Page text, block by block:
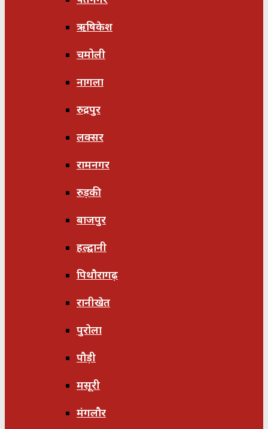
ऋषिकेश
चमोली
नागला
रुद्रपुर
लक्सर
रामनगर
रुड़की
बाजपुर
हल्द्वानी
पिथौरागढ़
रानीखेत
पुरोला
पौड़ी
मसूरी
मंगलौर